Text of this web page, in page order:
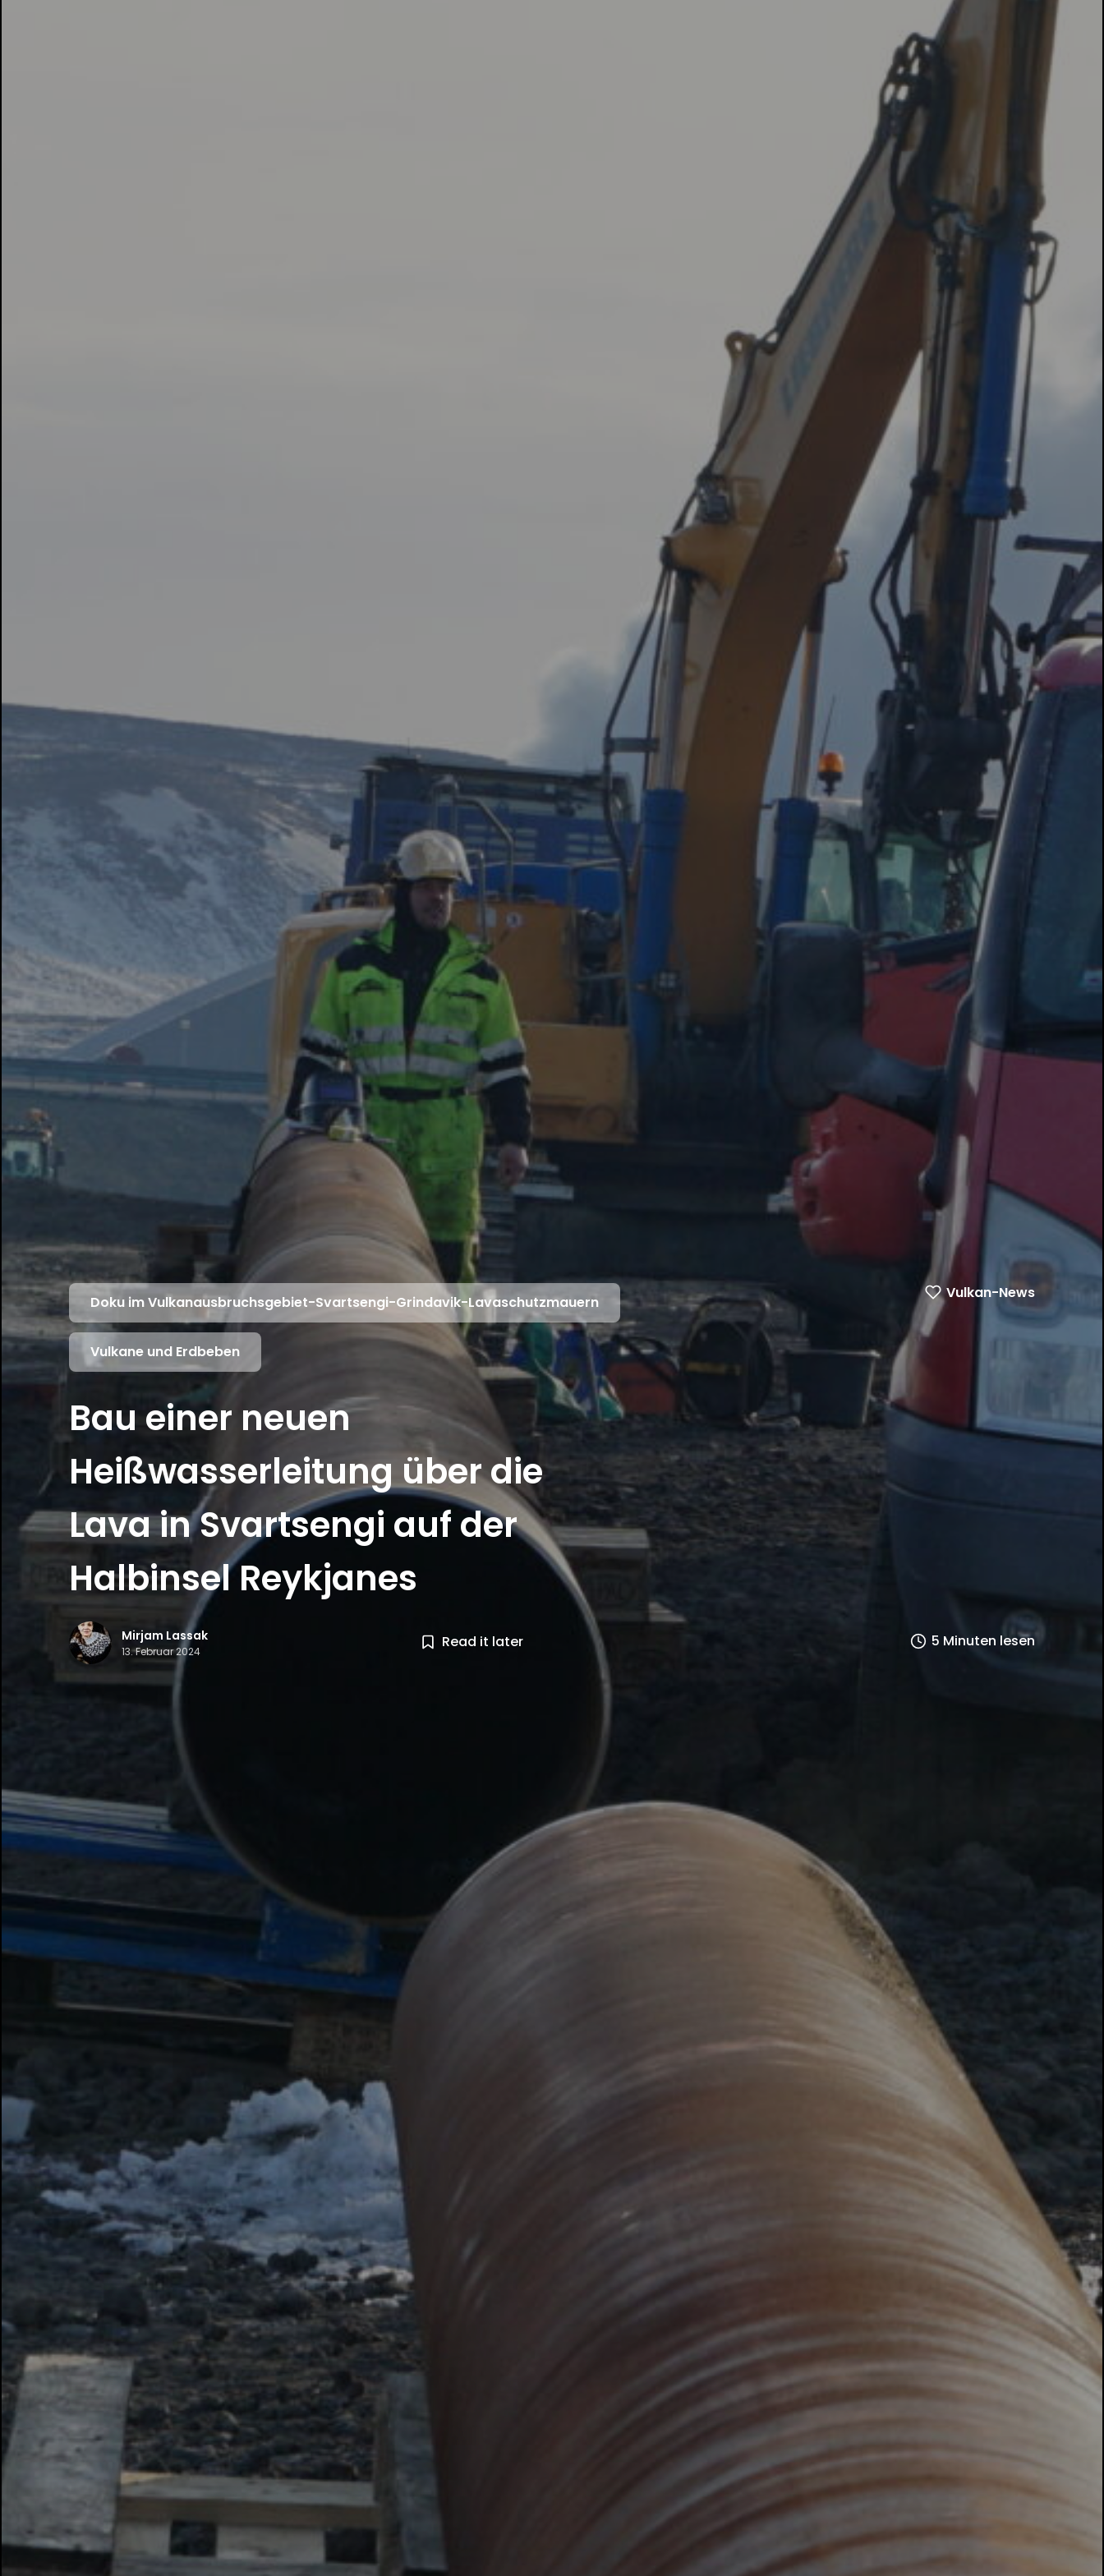
Doku im Vulkanausbruchsgebiet-Svartsengi-Grindavik-Lavaschutzmauern
Vulkane und Erdbeben
Vulkan-News
Bau einer neuen
Heißwasserleitung über die
Lava in Svartsengi auf der
Halbinsel Reykjanes
Mirjam Lassak
13. Februar 2024
Read it later 5 Minuten lesen